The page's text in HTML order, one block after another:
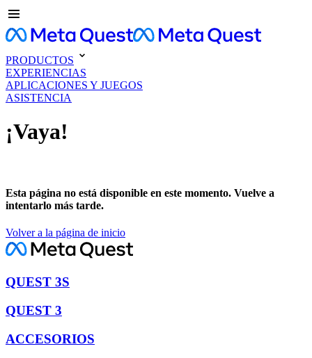
PRODUCTOS
EXPERIENCIAS
APLICACIONES Y JUEGOS
ASISTENCIA
¡Vaya!
Esta página no está disponible en este momento. Vuelve a
intentarlo más tarde.
Volver a la página de inicio
QUEST 3S
QUEST 3
ACCESORIOS